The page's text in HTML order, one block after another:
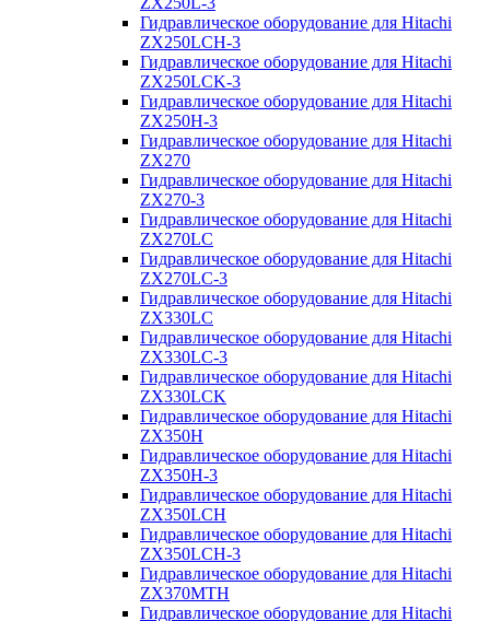
Гидравлическое оборудование для Hitachi
ZX250LCH-3
Гидравлическое оборудование для Hitachi
ZX250LCK-3
Гидравлическое оборудование для Hitachi
ZX250Н-3
Гидравлическое оборудование для Hitachi
ZX270
Гидравлическое оборудование для Hitachi
ZX270-3
Гидравлическое оборудование для Hitachi
ZX270LC
Гидравлическое оборудование для Hitachi
ZX270LC-3
Гидравлическое оборудование для Hitachi
ZX330LC
Гидравлическое оборудование для Hitachi
ZX330LC-3
Гидравлическое оборудование для Hitachi
ZX330LCK
Гидравлическое оборудование для Hitachi
ZX350H
Гидравлическое оборудование для Hitachi
ZX350H-3
Гидравлическое оборудование для Hitachi
ZX350LCH
Гидравлическое оборудование для Hitachi
ZX350LCH-3
Гидравлическое оборудование для Hitachi
ZX370MTH
Гидравлическое оборудование для Hitachi